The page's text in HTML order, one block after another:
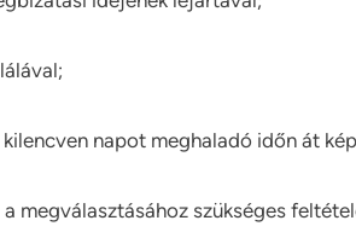
napot meghaladó időn át
a megválasztásához szükséges